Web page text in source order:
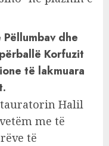
Pëllumbav dhe
Korfuzit
të lakmuara
Halil
me të
të